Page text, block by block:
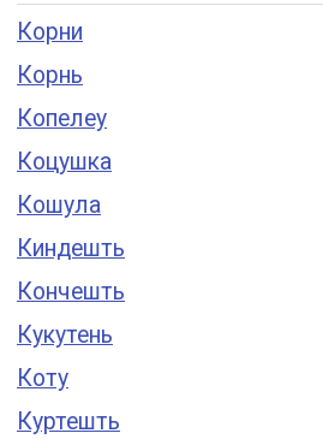
Корни
Корнь
Копелеу
Коцушка
Кошула
Киндешть
Кончешть
Кукутень
Коту
Куртешть